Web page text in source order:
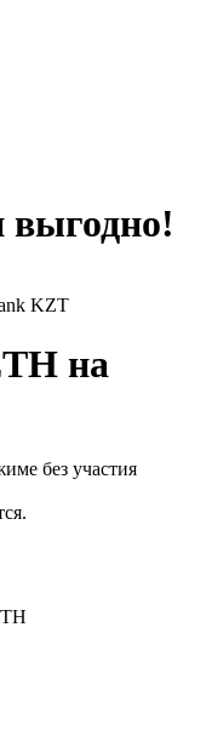
выгодно!
KZT
на
без участия